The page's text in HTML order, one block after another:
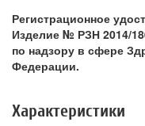
Регистрационное
Изделие № РЗН 2014/
по надзору в сфере
Федерации.
Характеристики